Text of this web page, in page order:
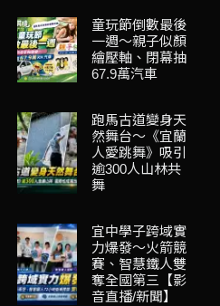
童玩節倒數最後
一週～親子似顏
繪壓軸、閉幕抽
67.9萬汽車
跑馬古道變身天
然舞台～《宜蘭
人愛跳舞》吸引
逾300人山林共
舞
宜中學子跨域實
力爆發～火箭競
賽、智慧鐵人雙
奪全國第三【影
音直播/新聞】